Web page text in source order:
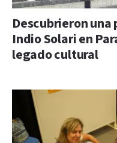
Descubrieron
Indio Solari en
legado cultural